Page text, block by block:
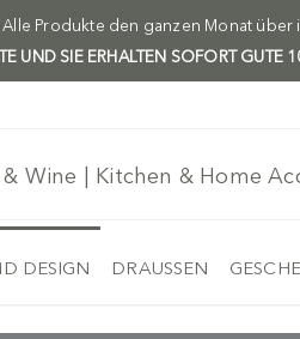
Produkte den ganzen Monat
UND SIE ERHALTEN SOFORT GUTE
Wine | Kitchen & Home
DESIGN DRAUSSEN